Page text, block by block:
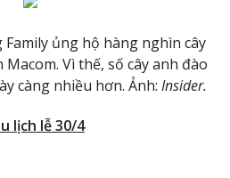
Family ủng hộ hàng nghìn cây
Macom. Vì thế, số cây anh đào
càng nhiều hơn. Ảnh: Insider.
lịch lễ 30/4